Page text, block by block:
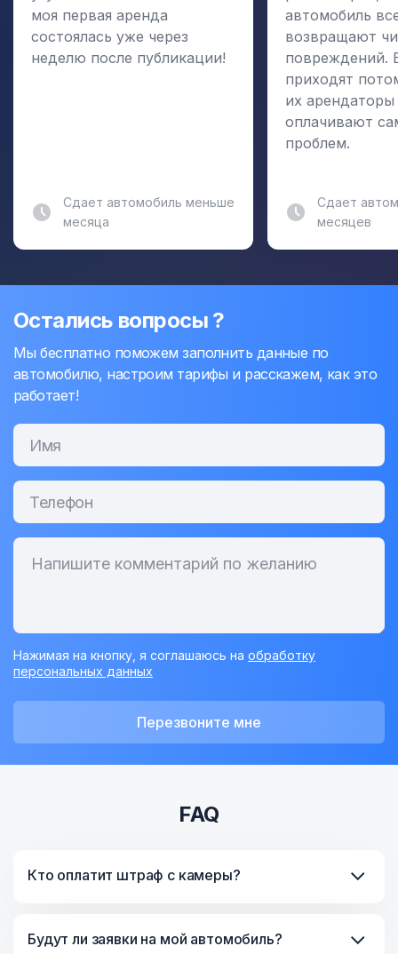
моя первая аренда
состоялась уже через
неделю после публикации!
Сдает автомобиль меньше
месяца
автомобиль
возвращают
повреждений.
приходят
их арендаторы
оплачивают
проблем.
Сдает
месяцев
Остались вопросы ?
Мы бесплатно поможем заполнить данные по
автомобилю, настроим тарифы и расскажем, как это
работает!
Нажимая на кнопку, я соглашаюсь на обработку
персональных данных
Перезвоните мне
FAQ
Кто оплатит штраф с камеры?
Будут ли заявки на мой автомобиль?